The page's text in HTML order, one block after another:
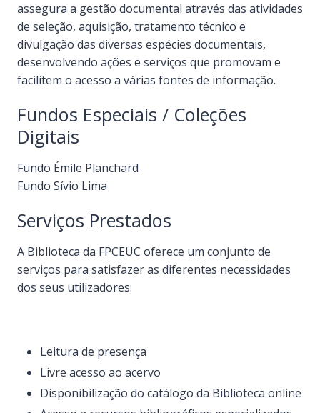
assegura a gestão documental através das atividades
de seleção, aquisição, tratamento técnico e
divulgação das diversas espécies documentais,
desenvolvendo ações e serviços que promovam e
facilitem o acesso a várias fontes de informação.
Fundos Especiais / Coleções
Digitais
Fundo Émile Planchard
Fundo Sívio Lima
Serviços Prestados
A Biblioteca da FPCEUC oferece um conjunto de
serviços para satisfazer as diferentes necessidades
dos seus utilizadores:
Leitura de presença
Livre acesso ao acervo
Disponibilização do catálogo da Biblioteca online